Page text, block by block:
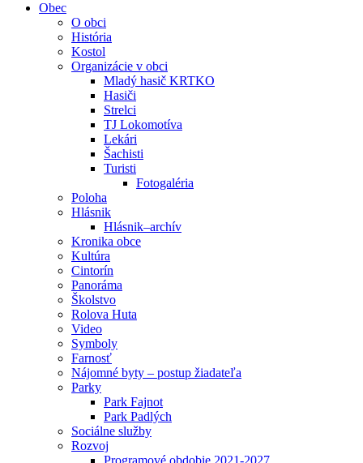
Obec
O obci
História
Kostol
Organizácie v obci
Mladý hasič KRTKO
Hasiči
Strelci
TJ Lokomotíva
Lekári
Šachisti
Turisti
Fotogaléria
Poloha
Hlásnik
Hlásnik–archív
Kronika obce
Kultúra
Cintorín
Panoráma
Školstvo
Rolova Huta
Video
Symboly
Farnosť
Nájomné byty – postup žiadateľa
Parky
Park Fajnot
Park Padlých
Sociálne služby
Rozvoj
Programové obdobie 2021-2027